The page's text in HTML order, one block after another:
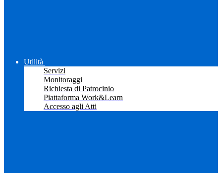
Utilità
Servizi
Monitoraggi
Richiesta di Patrocinio
Piattaforma Work&Learn
Accesso agli Atti